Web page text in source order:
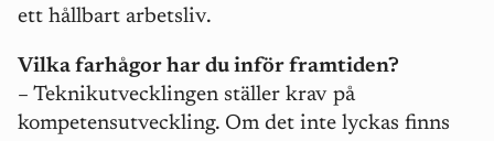
ett hållbart arbetsliv.
Vilka farhågor har du inför framtiden?
– Teknikutvecklingen ställer krav på
kompetensutveckling. Om det inte lyckas finns